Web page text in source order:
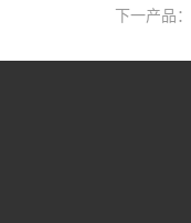
下一产品：